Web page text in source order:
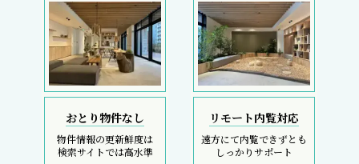
おとり物件なし
物件情報の更新鮮度は
検索サイトでは高水準
リモート内覧対応
遠方にて内覧できずとも
しっかりサポート